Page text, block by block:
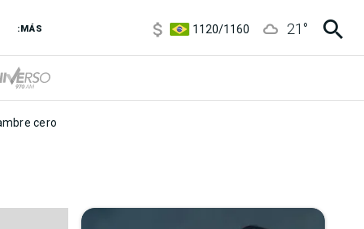
:MÁS
1120/1160
21 °
cero